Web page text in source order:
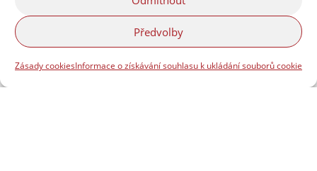
Předvolby
Zásady cookiesInformace o získávání souhlasu k ukládání souborů cookie